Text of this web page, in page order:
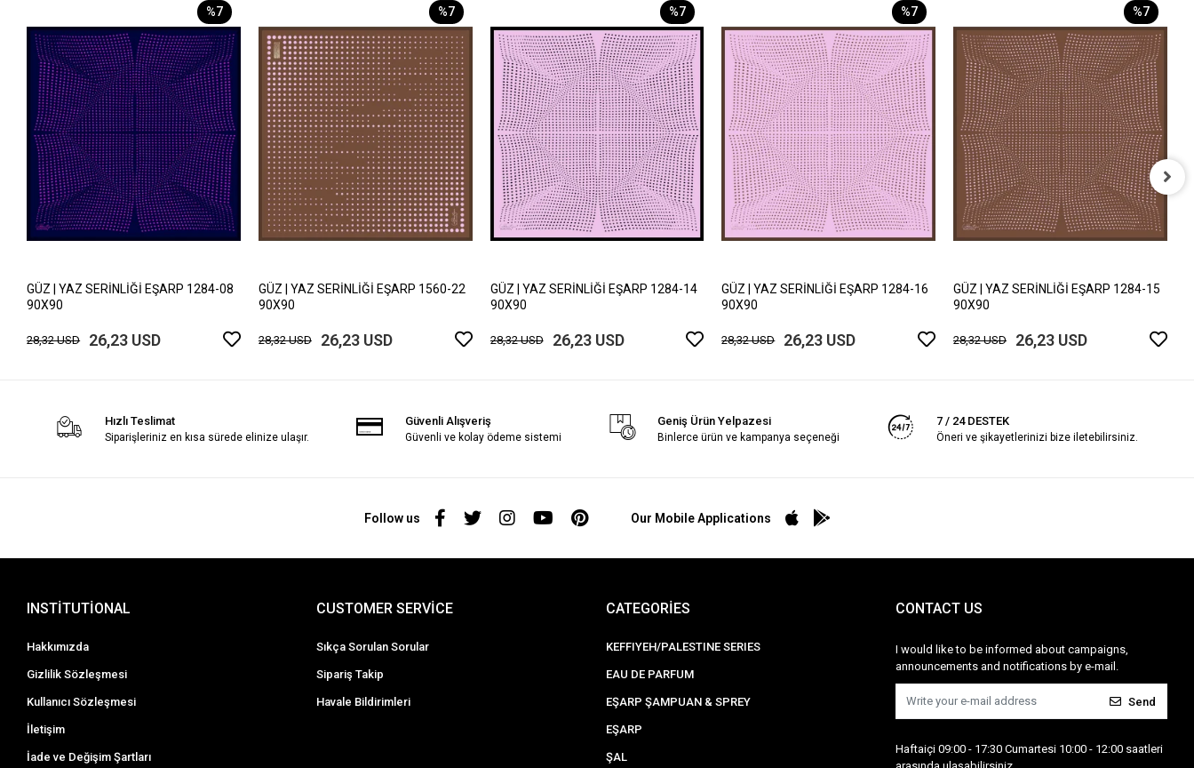
%7
GÜZ | YAZ SERİNLİĞİ EŞARP 1284-08
90X90
28,32 USD 26,23 USD
%7
GÜZ | YAZ SERİNLİĞİ EŞARP 1560-22
90X90
28,32 USD 26,23 USD
%7
GÜZ | YAZ SERİNLİĞİ EŞARP 1284-14
90X90
28,32 USD 26,23 USD
%7
GÜZ | YAZ SERİNLİĞİ EŞARP 1284-16
90X90
28,32 USD 26,23 USD
%7
GÜZ | YAZ SERİNLİĞİ EŞARP 1284-15
90X90
28,32 USD 26,23 USD
Hızlı Teslimat
Siparişleriniz en kısa sürede elinize ulaşır.
Güvenli Alışveriş
Güvenli ve kolay ödeme sistemi
Geniş Ürün Yelpazesi
Binlerce ürün ve kampanya seçeneği
7 / 24 DESTEK
Öneri ve şikayetlerinizi bize iletebilirsiniz.
Follow us Our Mobile Applications
INSTİTUTİONAL
Hakkımızda
Gizlilik Sözleşmesi
Kullanıcı Sözleşmesi
İletişim
İade ve Değişim Şartları
CUSTOMER SERVİCE
Sıkça Sorulan Sorular
Sipariş Takip
Havale Bildirimleri
CATEGORİES
KEFFIYEH/PALESTINE SERIES
EAU DE PARFUM
EŞARP ŞAMPUAN & SPREY
EŞARP
ŞAL
CONTACT US
I would like to be informed about campaigns,
announcements and notifications by e-mail.
Send
Haftaiçi 09:00 - 17:30 Cumartesi 10:00 - 12:00 saatleri